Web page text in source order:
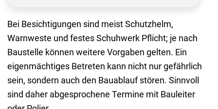
Bei Besichtigungen sind meist Schutzhelm,
Warnweste und festes Schuhwerk Pflicht; je nach
Baustelle können weitere Vorgaben gelten. Ein
eigenmächtiges Betreten kann nicht nur gefährlich
sein, sondern auch den Bauablauf stören. Sinnvoll
sind daher abgesprochene Termine mit Bauleiter